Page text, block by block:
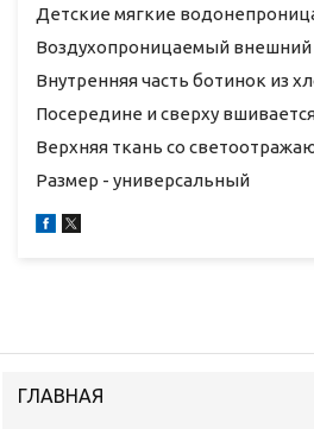
Детские мягкие
Воздухопроницаемый внешний
Внутренняя часть ботинок из
Посередине и сверху
Верхняя ткань со
Размер - универсальный
ГЛАВНАЯ